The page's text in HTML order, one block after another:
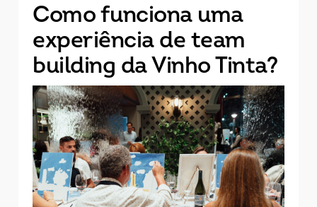
Como funciona uma
experiência de team
building da Vinho Tinta?